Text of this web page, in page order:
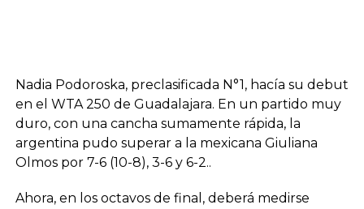
Nadia Podoroska, preclasificada N°1, hacía su debut
en el WTA 250 de Guadalajara. En un partido muy
duro, con una cancha sumamente rápida, la
argentina pudo superar a la mexicana Giuliana
Olmos por 7-6 (10-8), 3-6 y 6-2..
Ahora, en los octavos de final, deberá medirse